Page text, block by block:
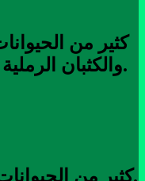
كثير من
والكثبان الرملية تبقى مستيقظة خلال النهار.
كثير من الحيوانات تتكيّف مع محيطها الرملي.